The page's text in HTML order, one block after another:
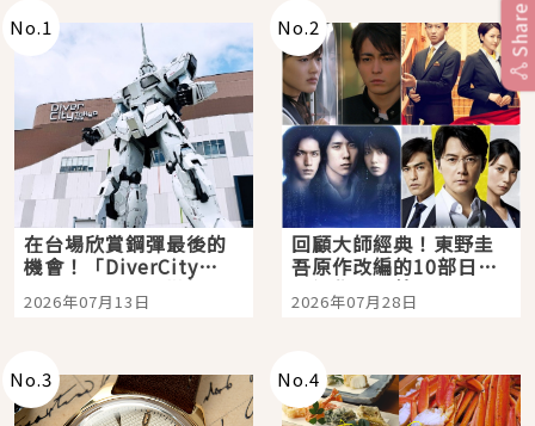
No.1
在台場欣賞鋼彈最後的
機會！「DiverCity
Tokyo Plaza」搭船、
購物、美食及夜景，一
2026年07月13日
No.2
回顧大師經典！東野圭
吾原作改編的10部日本
影視作品推薦
2026年07月28日
No.3 No.4
Share